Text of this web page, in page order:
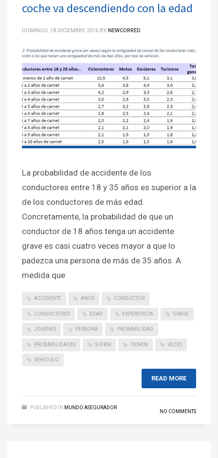
coche va descendiendo con la edad
DOMINGO, 18 DICIEMBRE 2016 BY NEWCORRED
La probabilidad de accidente de los
conductores entre 18 y 35 años es superior a la
de los conductores de más edad.
Concretamente, la probabilidad de que un
conductor de 18 años tenga un accidente
grave es casi cuatro veces mayor a que lo
padezca una persona de más de 35 años. A
medida que
ACCIDENTE ANOS CONDUCTOR
CONDUCTORES EDAD EXPERIENCIA GRAVE
JOVENES PERSONA PROBABILIDAD
PROBABILIDADES SUFRIR TIENEN VECES
VEHICULO
READ MORE
PUBLISHED IN MUNDO ASEGURADOR
NO COMMENTS